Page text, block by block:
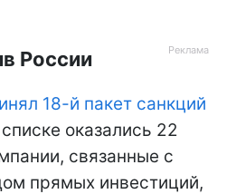
России
18-й пакет санкций
оказались 22
связанные с
прямых инвестиций,